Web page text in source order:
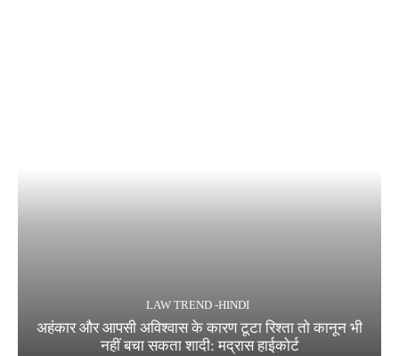
LAW TREND -HINDI
अहंकार और आपसी अविश्वास के कारण टूटा रिश्ता तो कानून भी
नहीं बचा सकता शादी: मद्रास हाईकोर्ट